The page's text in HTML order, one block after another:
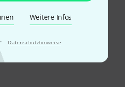
Weitere Infos
· Datenschutzhinweise